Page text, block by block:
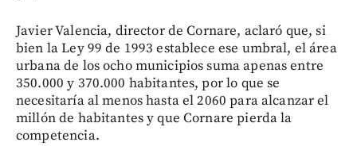
Javier Valencia, director de Cornare, aclaró que, si
bien la Ley 99 de 1993 establece ese umbral, el área
urbana de los ocho municipios suma apenas entre
350.000 y 370.000 habitantes, por lo que se
necesitaría al menos hasta el 2060 para alcanzar el
millón de habitantes y que Cornare pierda la
competencia.